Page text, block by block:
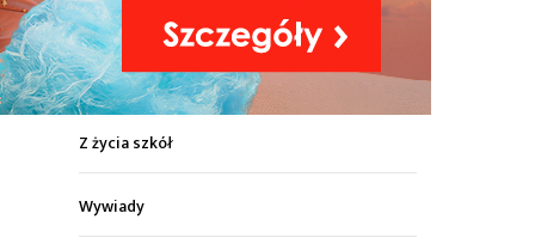
Kultura
Wiadomości z regionu
Z życia szkół
Wywiady